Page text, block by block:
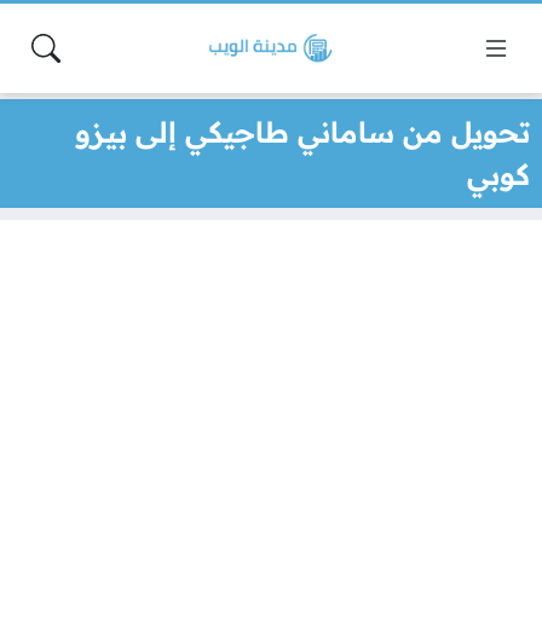
تحويل من ساماني طاجيكي إلى بيزو
كوبي